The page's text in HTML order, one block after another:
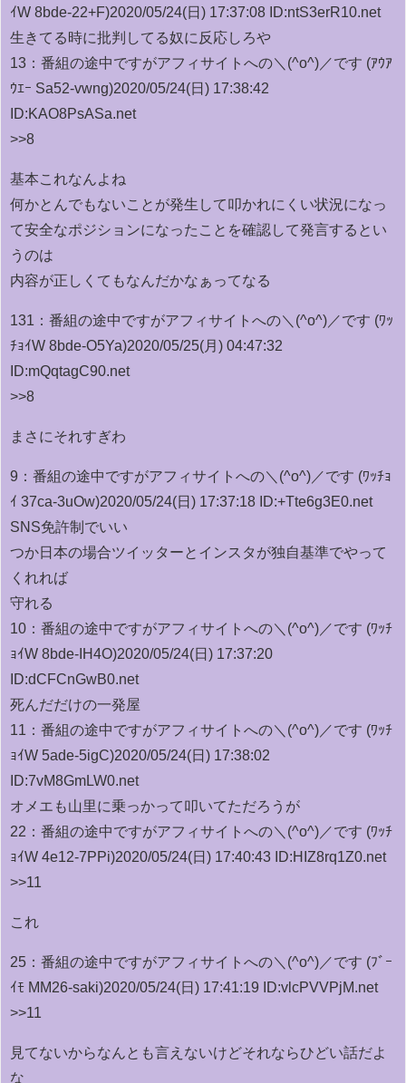
ｲW 8bde-22+F)2020/05/24(日) 17:37:08 ID:ntS3erR10.net
生きてる時に批判してる奴に反応しろや
13： 番組の途中ですがアフィサイトへの＼(^o^)／です (ｱｳｱ
ｳｴｰ Sa52-vwng)2020/05/24(日) 17:38:42
ID:KAO8PsASa.net
>>8
基本これなんよね
何かとんでもないことが発生して叩かれにくい状況になっ
て安全なポジションになったことを確認して発言するとい
うのは
内容が正しくてもなんだかなぁってなる
131： 番組の途中ですがアフィサイトへの＼(^o^)／です (ﾜｯ
ﾁｮｲW 8bde-O5Ya)2020/05/25(月) 04:47:32
ID:mQqtagC90.net
>>8
まさにそれすぎわ
9： 番組の途中ですがアフィサイトへの＼(^o^)／です (ﾜｯﾁｮ
ｲ 37ca-3uOw)2020/05/24(日) 17:37:18 ID:+Tte6g3E0.net
SNS免許制でいい
つか日本の場合ツイッターとインスタが独自基準でやって
くれれば
守れる
10： 番組の途中ですがアフィサイトへの＼(^o^)／です (ﾜｯﾁ
ｮｲW 8bde-IH4O)2020/05/24(日) 17:37:20
ID:dCFCnGwB0.net
死んだだけの一発屋
11： 番組の途中ですがアフィサイトへの＼(^o^)／です (ﾜｯﾁ
ｮｲW 5ade-5igC)2020/05/24(日) 17:38:02
ID:7vM8GmLW0.net
オメエも山里に乗っかって叩いてただろうが
22： 番組の途中ですがアフィサイトへの＼(^o^)／です (ﾜｯﾁ
ｮｲW 4e12-7PPi)2020/05/24(日) 17:40:43 ID:HIZ8rq1Z0.net
>>11
これ
25： 番組の途中ですがアフィサイトへの＼(^o^)／です (ﾌﾞｰ
ｲﾓ MM26-saki)2020/05/24(日) 17:41:19 ID:vlcPVVPjM.net
>>11
見てないからなんとも言えないけどそれならひどい話だよ
な